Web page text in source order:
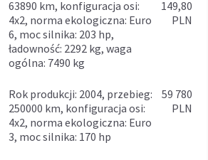
63890 km, konfiguracja osi:
4x2, norma ekologiczna: Euro
6, moc silnika: 203 hp,
ładowność: 2292 kg, waga
ogólna: 7490 kg
149,80
PLN
rok produkcji: 2004, przebieg:
250000 km, konfiguracja osi:
4x2, norma ekologiczna: Euro
3, moc silnika: 170 hp
59 780
PLN